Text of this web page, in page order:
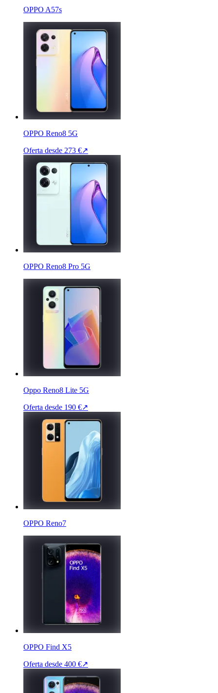
OPPO A57s
OPPO Reno8 5G
Oferta desde 273 €↗
OPPO Reno8 Pro 5G
Oppo Reno8 Lite 5G
Oferta desde 190 €↗
OPPO Reno7
OPPO Find X5
Oferta desde 400 €↗